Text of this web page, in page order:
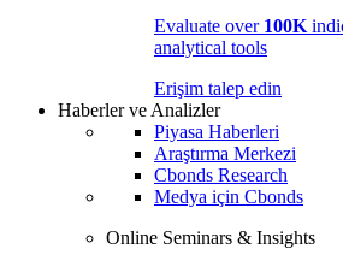
Evaluate over 100K
analytical tools
Erişim talep edin
Haberler ve Analizler
Piyasa Haberleri
Araştırma Merkezi
Cbonds Research
Medya için Cbonds
Online Seminars & Insights